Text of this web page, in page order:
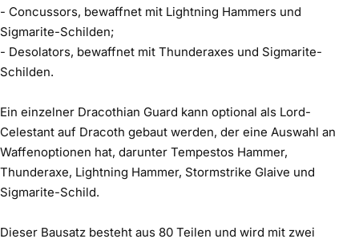
- Concussors, bewaffnet mit Lightning Hammers und
Sigmarite-Schilden;
- Desolators, bewaffnet mit Thunderaxes und Sigmarite-
Schilden.
Ein einzelner Dracothian Guard kann optional als Lord-
Celestant auf Dracoth gebaut werden, der eine Auswahl an
Waffenoptionen hat, darunter Tempestos Hammer,
Thunderaxe, Lightning Hammer, Stormstrike Glaive und
Sigmarite-Schild.
Dieser Bausatz besteht aus 80 Teilen und wird mit zwei